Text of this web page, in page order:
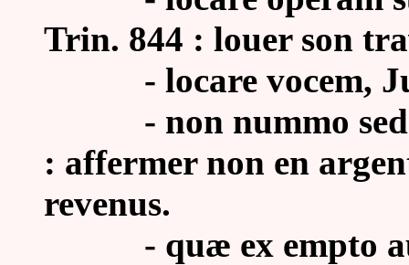
Trin. 844 : louer son
- locare vocem,
- non nummo sed
: affermer non en
revenus.
- quæ ex empto aut